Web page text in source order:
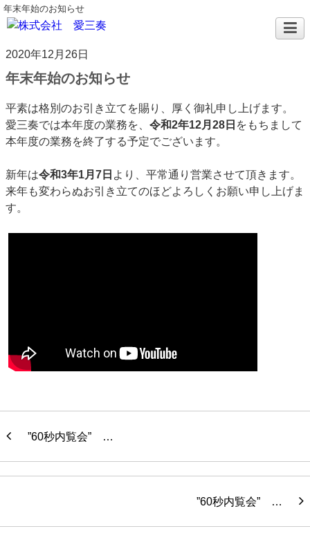
年末年始のお知らせ
2020年12月26日
年末年始のお知らせ
平素は格別のお引き立てを賜り、厚く御礼申し上げます。
愛三奏では本年度の業務を、 令和2年12月28日 をもちまして
本年度の業務を終了する予定でございます。
新年は令和3年1月7日 より、平常通り営業させて頂きます。
来年も変わらぬお引き立てのほどよろしくお願い申し上げま
す。
”60秒内覧会” …
”60秒内覧会” …